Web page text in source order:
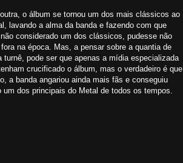
o álbum se tornou um dos mais clássicos ao
lavando a alma da banda e fazendo com que
não considerado um dos clássicos, pudesse não
na época. Mas, a pensar sobre a quantia de
turnê, pode ser que apenas a mídia especializada
crucificado o álbum, mas o verdadeiro é que
a banda angariou ainda mais fãs e conseguiu
dos principais do Metal de todos os tempos.